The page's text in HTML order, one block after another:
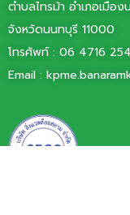
ตำบลไทรม้า อำเภอเมือ
จังหวัดนนทบุรี 11000
โทรศัพท์ : 06 4716
Email :